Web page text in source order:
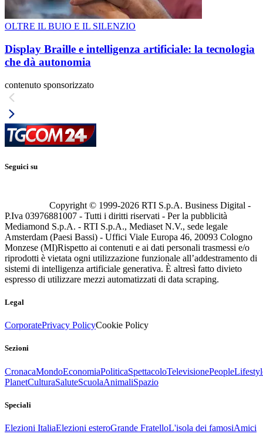
OLTRE IL BUIO E IL SILENZIO
Display Braille e intelligenza artificiale: la tecnologia
che dà autonomia
contenuto sponsorizzato
Seguici su
Copyright © 1999-2026 RTI S.p.A. Business Digital -
P.Iva 03976881007 - Tutti i diritti riservati - Per la pubblicità
Mediamond S.p.A. - RTI S.p.A., Mediaset N.V., sede legale
Amsterdam (Paesi Bassi) - Uffici Viale Europa 46, 20093 Cologno
Monzese (MI)Rispetto ai contenuti e ai dati personali trasmessi e/o
riprodotti è vietata ogni utilizzazione funzionale all’addestramento di
sistemi di intelligenza artificiale generativa. È altresì fatto divieto
espresso di utilizzare mezzi automatizzati di data scraping.
Legal
CorporatePrivacy PolicyCookie Policy
Sezioni
CronacaMondoEconomiaPoliticaSpettacoloTelevisionePeople
PlanetCulturaSaluteScuolaAnimaliSpazio
Speciali
Elezioni ItaliaElezioni esteroGrande FratelloL'isola dei famosiAmici